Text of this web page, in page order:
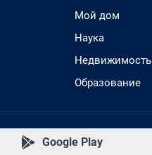
Мой дом
Наука
Недвижимость
Образование
Google Play